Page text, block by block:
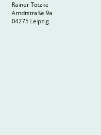
Rainer Totzke
Arndtstraße 9a
04275 Leipzig